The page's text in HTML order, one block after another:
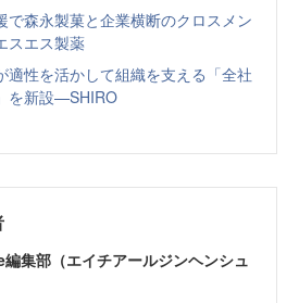
で森永製菓と企業横断のクロスメン
スエス製薬
適性を活かして組織を支える「全社
を新設—SHIRO
集部（エイチアールジンヘンシュ